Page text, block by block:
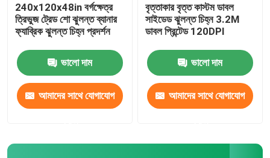
240x120x48in বর্গক্ষেত্র
ত্রিভুজ ট্রেড শো ঝুলন্ত ব্যানার
ফ্যাব্রিক ঝুলন্ত চিহ্ন প্রদর্শন
ভালো দাম
আমাদের সাথে যোগাযোগ
বৃত্তাকার বৃত্ত কাস্টম ডাবল
সাইডেড ঝুলন্ত চিহ্ন 3.2M
ডাবল প্রিন্টেড 120DPI
ভালো দাম
আমাদের সাথে যোগাযোগ